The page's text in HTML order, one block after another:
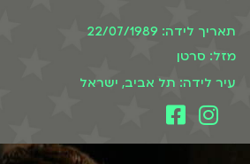
תאריך לידה: 22/07/1989
מזל: סרטן
עיר לידה: תל אביב, ישראל